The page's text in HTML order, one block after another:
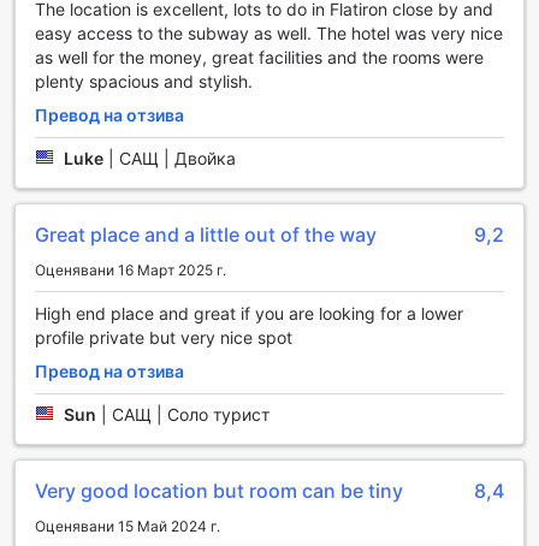
да се отпуснете и да се насладите на атмосферата на
Ню Йорк.
Барът на The James New York - Nomad не е само място
за пиене, а и социален хъб, където често се
Гостите могат да се насладят на жива музика или DJ
сесии, които придават допълнително вълнение на
вечерите. Със своето стратегическо местоположение и
внимателно подбрани напитки, барът предлага
уникално изживяване, което ще остави незабравими
спомени от престоя ви в Ню Йорк.
Спортни съоръжения в The James New York - Nomad
В The James New York - Nomad, спортът и
здравословният начин на живот са приоритет. Хотелът
предлага безплатен фитнес център, който е на
разположение на гостите 24 часа в денонощието, което
рутина по всяко време, независимо от вашия график.
Съоръженията са модерни и добре оборудвани,
тренировка.
The location is excellent, lots to do in Flatiron close by and
easy access to the subway as well. The hotel was very nice
as well for the money, great facilities and the rooms were
plenty spacious and stylish.
Превод на отзива
Luke САЩ | Двойка
Great place and a little out of the way 9,2
Оценявани 16 Март 2025 г.
High end place and great if you are looking for a lower
profile private but very nice spot
Превод на отзива
Sun САЩ | Соло турист
Very good location but room can be tiny 8,4
Оценявани 15 Май 2024 г.